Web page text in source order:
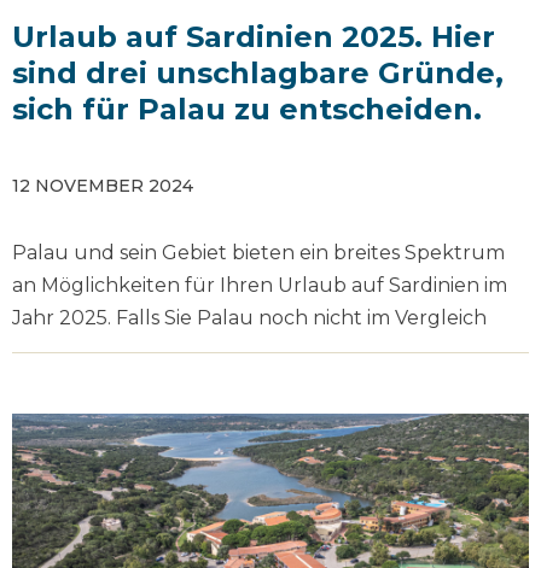
Urlaub auf Sardinien 2025. Hier
sind drei unschlagbare Gründe,
sich für Palau zu entscheiden.
12 NOVEMBER 2024
Palau und sein Gebiet bieten ein breites Spektrum
an Möglichkeiten für Ihren Urlaub auf Sardinien im
Jahr 2025. Falls Sie Palau noch nicht im Vergleich